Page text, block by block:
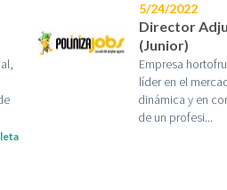
5/24/2022
Director
(Junior)
Empresa
líder en el
dinámica y en
de un profesi...